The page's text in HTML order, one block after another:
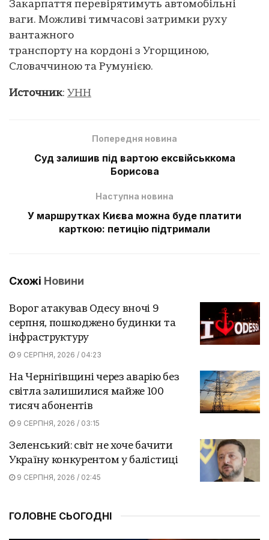
Закарпаття перевірятимуть автомобільні
ваги. Можливі тимчасові затримки руху
вантажного
транспорту на кордоні з Угорщиною,
Словаччиною та Румунією.
Источник: УНН
Попередня новина
Суд залишив під вартою ексвійськкома
Борисова
Наступна новина
У маршрутках Києва можна буде платити
карткою: петицію підтримали
Схожі Новини
Ворог атакував Одесу вночі 9
серпня, пошкоджено будинки та
інфраструктуру
9 СЕРПНЯ, 2026 / 04:23
На Чернігівщині через аварію без
світла залишилися майже 100
тисяч абонентів
9 СЕРПНЯ, 2026 / 03:15
Зеленський: світ не хоче бачити
Україну конкурентом у балістиці
9 СЕРПНЯ, 2026 / 02:45
ГОЛОВНЕ СЬОГОДНІ